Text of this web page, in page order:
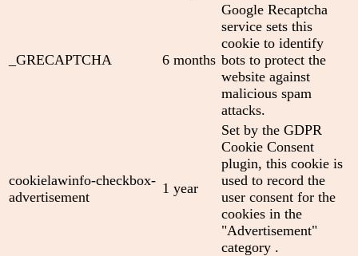
_GRECAPTCHA 6 months
Google Recaptcha
service sets this
cookie to identify
bots to protect the
website against
malicious spam
attacks.
cookielawinfo-checkbox-
advertisement
1 year
Set by the GDPR
Cookie Consent
plugin, this cookie is
used to record the
user consent for the
cookies in the
"Advertisement"
category .